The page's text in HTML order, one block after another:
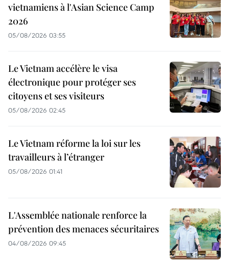
vietnamiens à l'Asian Science Camp
2026
05/08/2026 03:55
Le Vietnam accélère le visa
électronique pour protéger ses
citoyens et ses visiteurs
05/08/2026 02:45
Le Vietnam réforme la loi sur les
travailleurs à l’étranger
05/08/2026 01:41
L'Assemblée nationale renforce la
prévention des menaces sécuritaires
04/08/2026 09:45